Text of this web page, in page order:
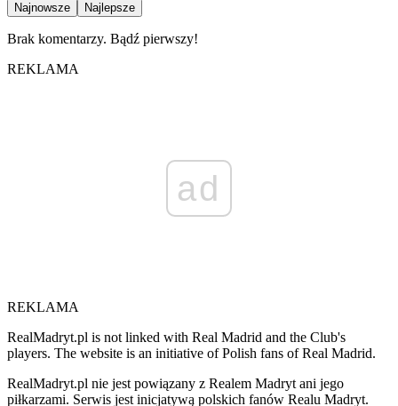
Najnowsze Najlepsze
Brak komentarzy. Bądź pierwszy!
REKLAMA
ad
REKLAMA
RealMadryt.pl is not linked with Real Madrid and the Club's
players. The website is an initiative of Polish fans of Real Madrid.
RealMadryt.pl nie jest powiązany z Realem Madryt ani jego
piłkarzami. Serwis jest inicjatywą polskich fanów Realu Madryt.